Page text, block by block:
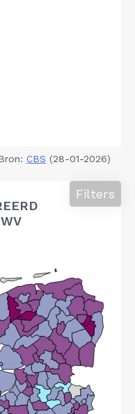
CBS (28-01-2026)
Filters